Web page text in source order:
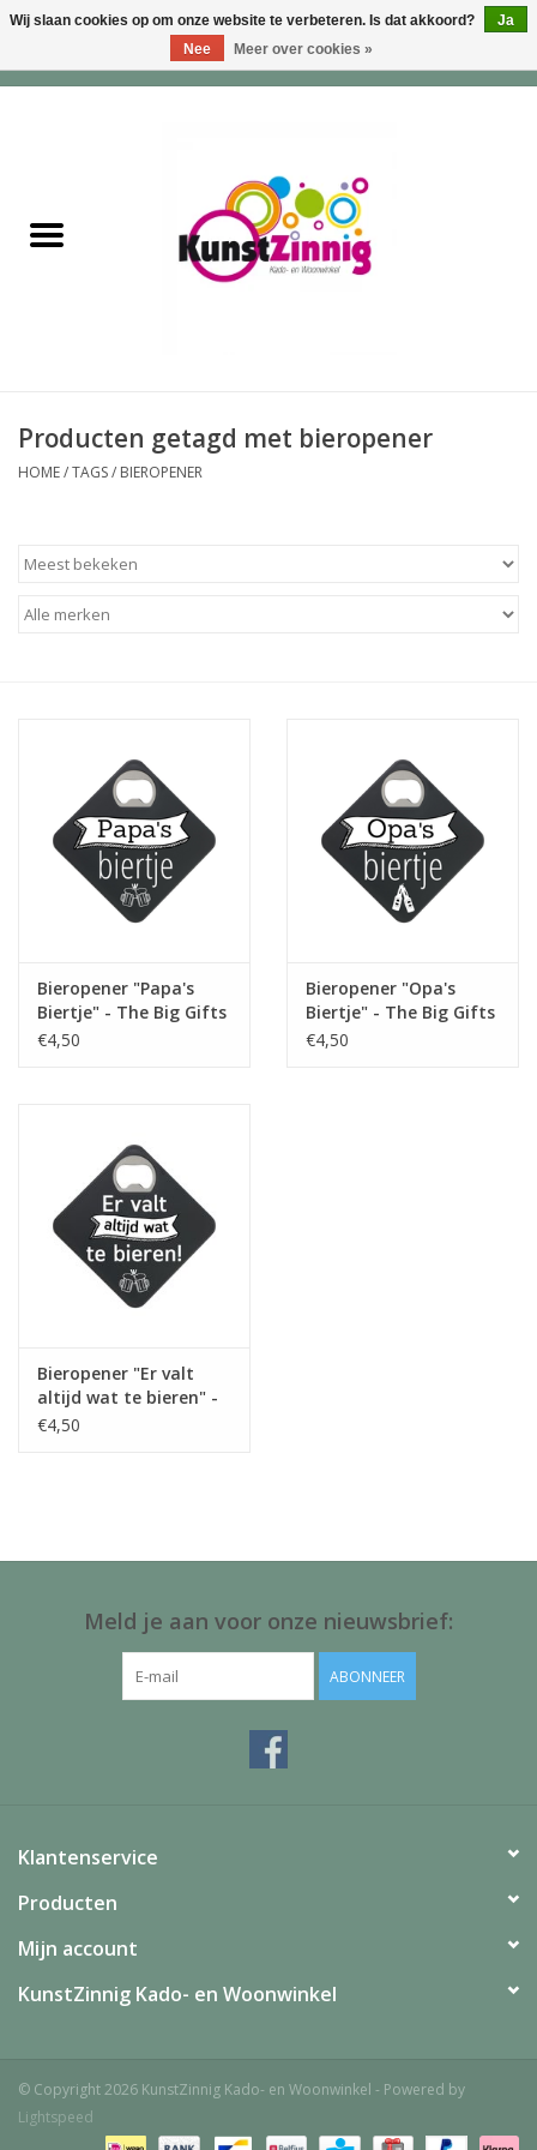
Wonen & Lifestyle
Tassen & Portemonnees
Kinderen
Sieraden
Hebbedingen
Wenskaarten
Brievenbus Kadootjes
Kadobonnen
Producten getagd met bieropener
HOME/TAGS/ BIEROPENER
Bieropener "Papa's
Biertje" - The Big Gifts
€4,50
Bieropener "Opa's
Biertje" - The Big Gifts
€4,50
Bieropener "Er valt
altijd wat te bieren" -
The Big Gifts
€4,50
Meld je aan voor onze nieuwsbrief:
ABONNEER
Klantenservice
Producten
Mijn account
KunstZinnig Kado- en Woonwinkel
© Copyright 2026 KunstZinnig Kado- en Woonwinkel - Powered by
Lightspeed
Wij slaan cookies op om onze website te verbeteren. Is dat akkoord?
Ja
Nee
Meer over cookies »